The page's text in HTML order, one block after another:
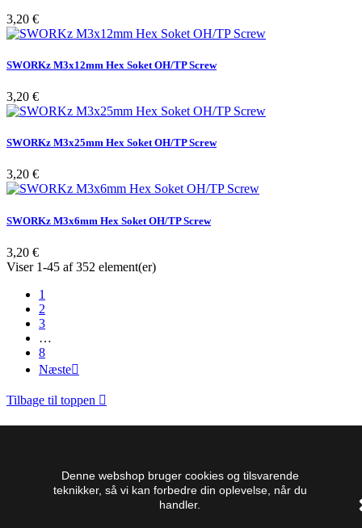
Pris
3,20 €
SWORKz M3x12mm Hex Soket OH/TP Screw
Pris
3,20 €
SWORKz M3x25mm Hex Soket OH/TP Screw
Pris
3,20 €
SWORKz M3x6mm Hex Soket OH/TP Screw
Pris
3,20 €
Viser 1-45 af 352 element(er)
1
2
3
…
8
Næste
Tilbage til toppen 
Møllevænget 5
8766 Nørre snede
Denne webshop bruger cookies og tilsvarende
teknikker, så vi kan forbedre din oplevelse, når du
handler.